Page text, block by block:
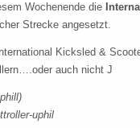
Wochenende die
Strecke angesetzt.
Kicksled &
auch nicht J